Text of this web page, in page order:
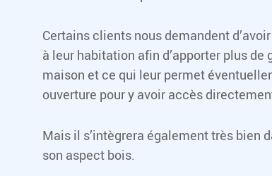
Certains clients nous demandent
à leur habitation afin d’apporter plus de
maison et ce qui leur permet
ouverture pour y avoir accès
Mais il s’intègrera également très bien
son aspect bois.